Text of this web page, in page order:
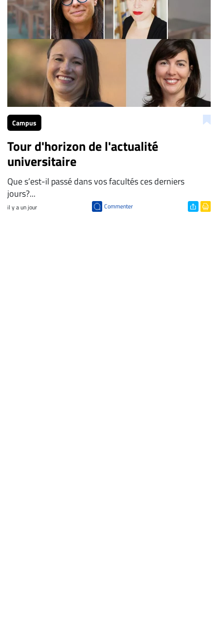
Campus
Tour d'horizon de l'actualité
universitaire
Que s’est-il passé dans vos facultés ces derniers
jours?...
il y a un jour Commenter